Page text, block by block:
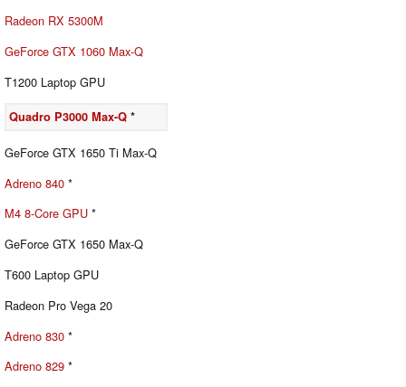
Radeon RX 5300M
GeForce GTX 1060 Max-Q
T1200 Laptop GPU
Quadro P3000 Max-Q *
GeForce GTX 1650 Ti Max-Q
Adreno 840 *
M4 8-Core GPU *
GeForce GTX 1650 Max-Q
T600 Laptop GPU
Radeon Pro Vega 20
Adreno 830 *
Adreno 829 *